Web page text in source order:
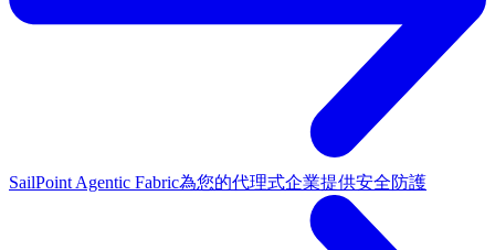
SailPoint Agentic Fabric為您的代理式企業提供安全防護